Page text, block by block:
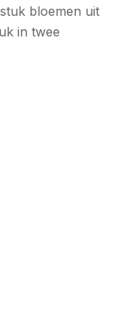
bloemen uit
in twee